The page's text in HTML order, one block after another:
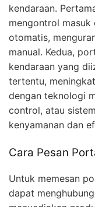
kendaraan.
mengontrol masuk
otomatis,
manual. Kedua,
kendaraan yang
tertentu,
dengan teknologi
control, atau
kenyamanan dan
Cara Pesan
Untuk memesan
dapat